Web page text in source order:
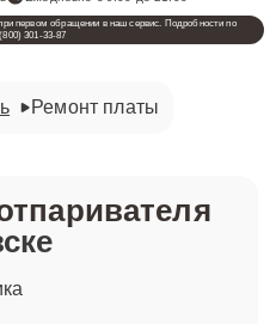
первом обращении в наш сервис. Подробности по
301-33-87
Ремонт платы